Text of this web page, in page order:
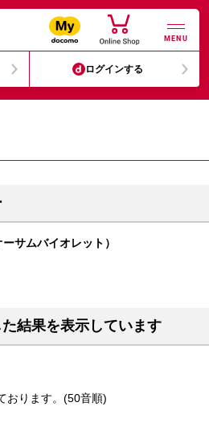
MENU
ログインする
サムバイオレット）
結果を表示しています
おります。(50音順)